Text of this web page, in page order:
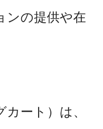
ンの提供や在
ート）は、